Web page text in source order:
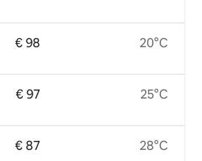
€ 98
€ 97
€ 87
20°C
25°C
28°C